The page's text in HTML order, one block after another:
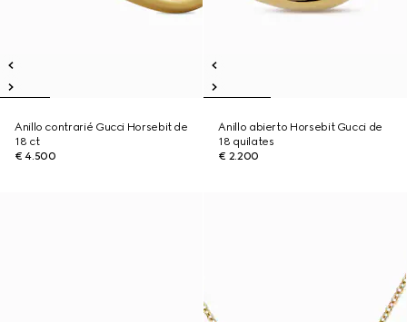
Anillo contrarié Gucci Horsebit de
18 ct
€ 4.500
Anillo abierto Horsebit Gucci de
18 quilates
€ 2.200